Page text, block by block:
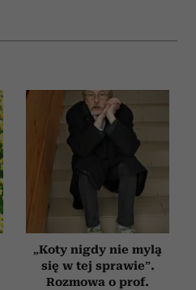
„Koty nigdy nie mylą
się w tej sprawie”.
Rozmowa o prof.